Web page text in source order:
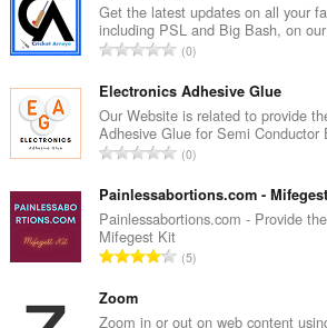
Get the latest updates on all your
including PSL and Big Bash, on
評
の
総
数
：
0
Electronics Adhesive Glue
Our Website is related to provide
Adhesive Glue for Semi Conductor
評
の
総
数
：
0
Painlessabortions.com -
Painlessabortions.com - Provide
Mifegest Kit
評
総
5
Zoom
Zoom in or out on web content